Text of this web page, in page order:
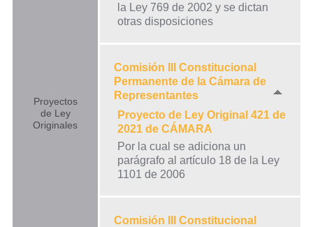
Proyectos
de Ley
Originales
la Ley 769 de 2002 y se dictan
otras disposiciones
Comisión III Constitucional
Permanente de la Cámara de
Representantes
Proyecto de Ley Original 421 de
2021 de CÁMARA
Por la cual se adiciona un
parágrafo al artículo 18 de la Ley
1101 de 2006
Comisión III Constitucional